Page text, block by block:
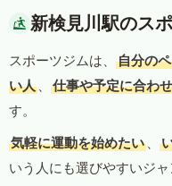
新検見川駅のス
スポーツジムは、
自分の
い人 、 仕事や予定に合わ
す。
気軽に運動を始めたい 、
いう人にも選びやすいジャ